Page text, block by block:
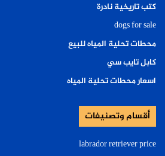
كتب تاريخية نادرة
dogs for sale
محطات تحلية المياه للبيع
كابل تايب سي
اسعار محطات تحلية المياه
أقسام وتصنيفات
labrador retriever price